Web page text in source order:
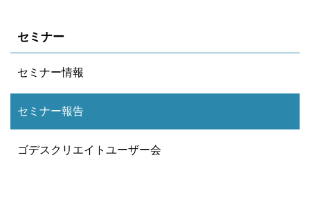
セミナー
セミナー情報
セミナー報告
ゴデスクリエイトユーザー会